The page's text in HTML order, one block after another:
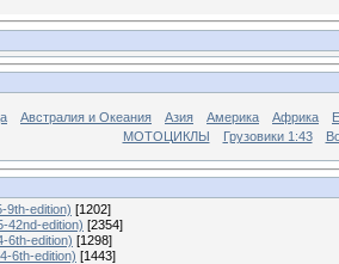
Австралия и Океания Азия Америка Африка
МОТОЦИКЛЫ
Грузовики 1:43
9th-edition) [1202]
42nd-edition) [2354]
6th-edition) [1298]
6th-edition) [1443]